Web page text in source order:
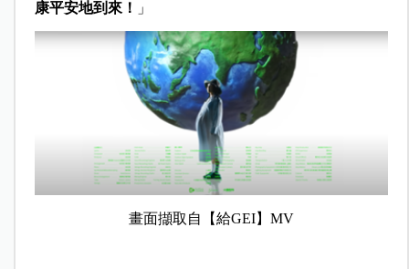
康平安地到來！
」
畫面擷取自【給GEI】MV